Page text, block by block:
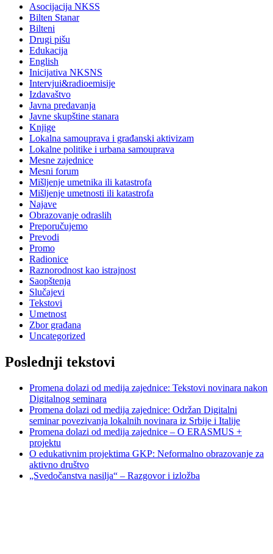
Asocijacija NKSS
Bilten Stanar
Bilteni
Drugi pišu
Edukacija
English
Inicijativa NKSNS
Intervjui&radioemisije
Izdavaštvo
Javna predavanja
Javne skupštine stanara
Knjige
Lokalna samouprava i građanski aktivizam
Lokalne politike i urbana samouprava
Mesne zajednice
Mesni forum
Mišljenje umetnika ili katastrofa
Mišljenje umetnosti ili katastrofa
Najave
Obrazovanje odraslih
Preporučujemo
Prevodi
Promo
Radionice
Raznorodnost kao istrajnost
Saopštenja
Slučajevi
Tekstovi
Umetnost
Zbor građana
Uncategorized
Poslednji tekstovi
Promena dolazi od medija zajednice: Tekstovi novinara nakon
Digitalnog seminara
Promena dolazi od medija zajednice: Održan Digitalni
seminar povezivanja lokalnih novinara iz Srbije i Italije
Promena dolazi od medija zajednice – O ERASMUS +
projektu
O edukativnim projektima GKP: Neformalno obrazovanje za
aktivno društvo
„Svedočanstva nasilja“ – Razgovor i izložba